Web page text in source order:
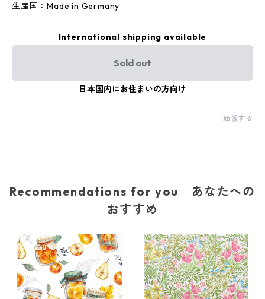
生産国：Made in Germany
International shipping available
Sold out
日本国内にお住まいの方向け
通報する
Recommendations for you｜あなたへの
おすすめ